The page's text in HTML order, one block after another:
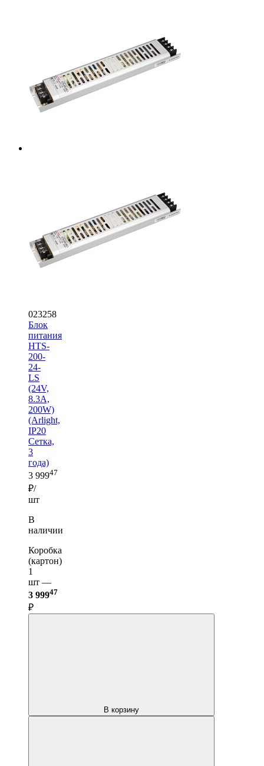
023258
Блок
питания
HTS-
200-
24-
LS
(24V,
8.3A,
200W)
(Arlight,
IP20
Сетка,
3
года)
3 99947
₽/
шт
В
наличии
Коробка
(картон)
1
шт —
3 99947
₽
В корзину